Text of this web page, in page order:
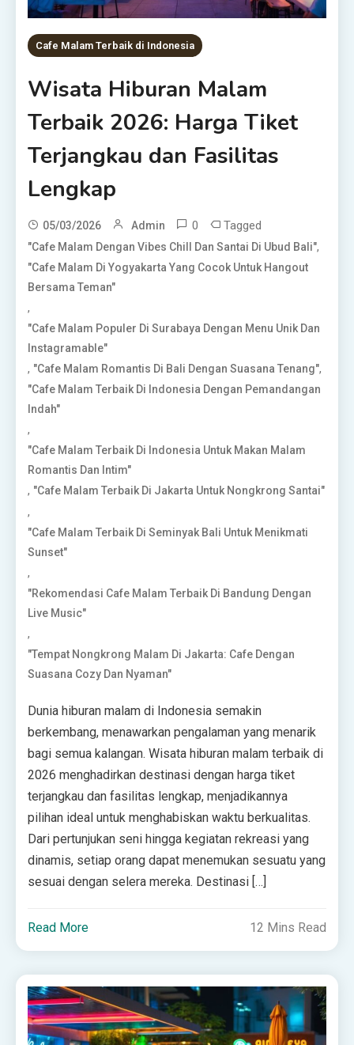
Cafe Malam Terbaik di Indonesia
Wisata Hiburan Malam
Terbaik 2026: Harga Tiket
Terjangkau dan Fasilitas
Lengkap
05/03/2026 Admin 0 Tagged
"Cafe Malam Dengan Vibes Chill Dan Santai Di Ubud Bali",
"Cafe Malam Di Yogyakarta Yang Cocok Untuk Hangout
Bersama Teman"
,
"Cafe Malam Populer Di Surabaya Dengan Menu Unik Dan
Instagramable"
, "Cafe Malam Romantis Di Bali Dengan Suasana Tenang",
"Cafe Malam Terbaik Di Indonesia Dengan Pemandangan
Indah"
,
"Cafe Malam Terbaik Di Indonesia Untuk Makan Malam
Romantis Dan Intim"
, "Cafe Malam Terbaik Di Jakarta Untuk Nongkrong Santai"
,
"Cafe Malam Terbaik Di Seminyak Bali Untuk Menikmati
Sunset"
,
"Rekomendasi Cafe Malam Terbaik Di Bandung Dengan
Live Music"
,
"Tempat Nongkrong Malam Di Jakarta: Cafe Dengan
Suasana Cozy Dan Nyaman"
Dunia hiburan malam di Indonesia semakin
berkembang, menawarkan pengalaman yang menarik
bagi semua kalangan. Wisata hiburan malam terbaik di
2026 menghadirkan destinasi dengan harga tiket
terjangkau dan fasilitas lengkap, menjadikannya
pilihan ideal untuk menghabiskan waktu berkualitas.
Dari pertunjukan seni hingga kegiatan rekreasi yang
dinamis, setiap orang dapat menemukan sesuatu yang
sesuai dengan selera mereka. Destinasi […]
Read More 12 Mins Read